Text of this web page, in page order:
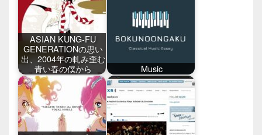
ASIAN KUNG-FU
GENERATIONの思い
出、2004年の軋み歪む
青い春の僕から
Music